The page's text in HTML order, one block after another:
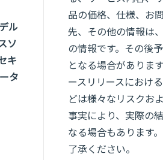
ル
ソ
キ
タ
品の価格、仕様、お
先、その他の情報は
の情報です。その後
となる場合がありま
ースリリースにおけ
どは様々なリスクお
事実により、実際の
なる場合もあります
了承ください。